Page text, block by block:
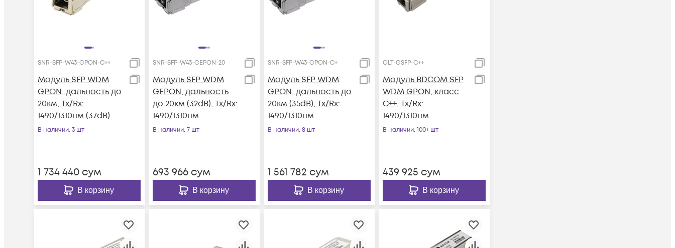
SNR-SFP-W43-GPON-C++
Модуль SFP WDM
GPON, дальность до
20км, Tx/Rx:
1490/1310нм (37dB)
В наличии: 3 шт
1 734 440 сум
В корзину
SNR-SFP-W43-GEPON-20
Модуль SFP WDM
GEPON, дальность
до 20км (32dB), Tx/Rx:
1490/1310нм
В наличии: 7 шт
693 966сум
В корзину
SNR-SFP-W43-GPON-C+
Модуль SFP WDM
GPON, дальность до
20км (35dB), Tx/Rx:
1490/1310нм
В наличии: 8 шт
1 561 782 сум
В корзину
OLT-GSFP-C++
Модуль BDCOM SFP
WDM GPON, класс
С++, Tx/Rx:
1490/1310нм
В наличии: 100+ шт
439 925 сум
В корзину